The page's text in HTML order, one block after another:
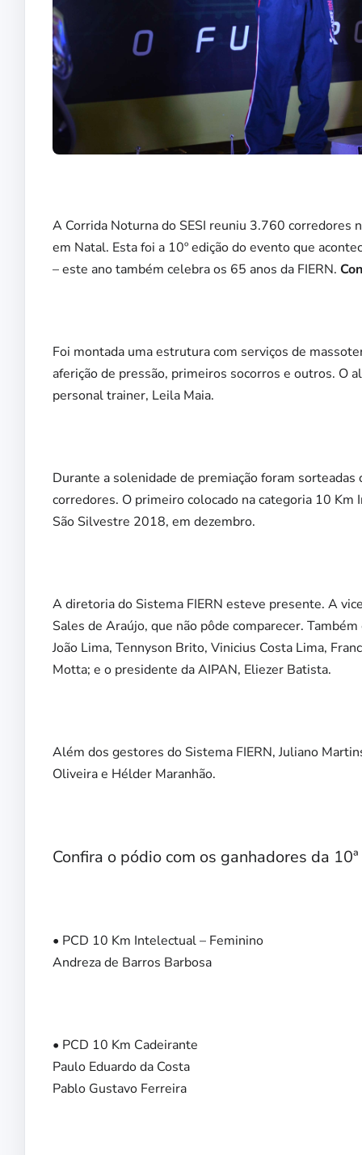
A Corrida Noturna do SESI reuniu 3.760 corredores
em Natal. Esta foi a 10º edição do evento que
– este ano também celebra os 65 anos da FIERN.
Foi montada uma estrutura com serviços de
aferição de pressão, primeiros socorros e outros. O
personal trainer, Leila Maia.
Durante a solenidade de premiação foram
corredores. O primeiro colocado na categoria 10
São Silvestre 2018, em dezembro.
A diretoria do Sistema FIERN esteve presente. A
Sales de Araújo, que não pôde comparecer.
João Lima, Tennyson Brito, Vinicius Costa Lima,
Motta; e o presidente da AIPAN, Eliezer Batista.
Além dos gestores do Sistema FIERN, Juliano
Oliveira e Hélder Maranhão.
Confira o pódio com os ganhadores da
• PCD 10 Km Intelectual – Feminino
Andreza de Barros Barbosa
• PCD 10 Km Cadeirante
Paulo Eduardo da Costa
Pablo Gustavo Ferreira